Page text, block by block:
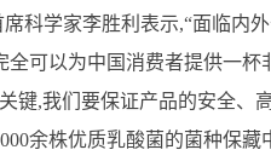
科学家李胜利表示,“面临内
可以为中国消费者提供一杯
键,我们要保证产品的安全、
余株优质乳酸菌的菌种保